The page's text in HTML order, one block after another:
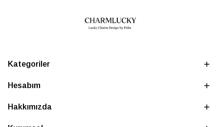
Kategoriler
Hesabım
Hakkımızda